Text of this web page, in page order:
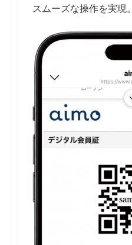
スムーズな操作を実現。